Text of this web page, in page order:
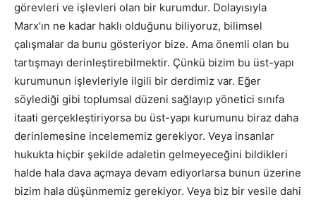
görevleri ve işlevleri olan bir kurumdur. Dolayısıyla
Marx’ın ne kadar haklı olduğunu biliyoruz, bilimsel
çalışmalar da bunu gösteriyor bize. Ama önemli olan bu
tartışmayı derinleştirebilmektir. Çünkü bizim bu üst-yapı
kurumunun işlevleriyle ilgili bir derdimiz var. Eğer
söylediği gibi toplumsal düzeni sağlayıp yönetici sınıfa
itaati gerçekleştiriyorsa bu üst-yapı kurumunu biraz daha
derinlemesine incelememiz gerekiyor. Veya insanlar
hukukta hiçbir şekilde adaletin gelmeyeceğini bildikleri
halde hala dava açmaya devam ediyorlarsa bunun üzerine
bizim hala düşünmemiz gerekiyor. Veya biz bir vesile dahi